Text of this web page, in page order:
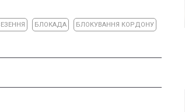
БЛОКАДА БЛОКУВАННЯ КОРДОНУ